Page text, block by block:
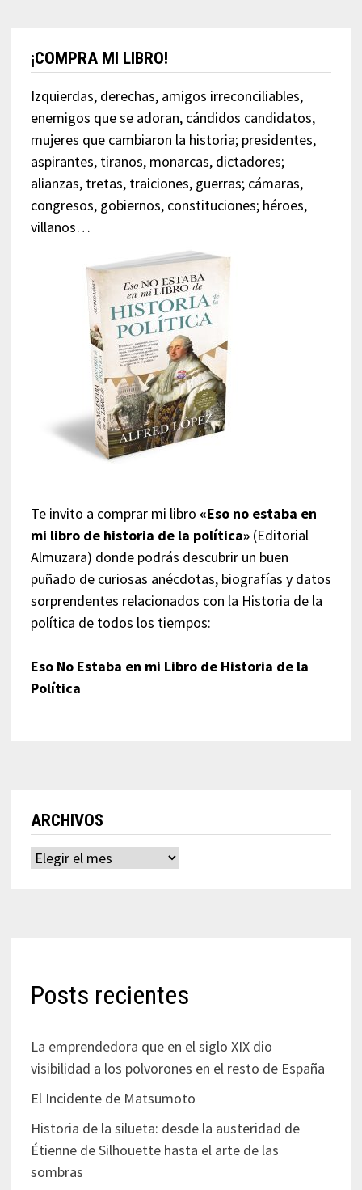
¡COMPRA MI LIBRO!
Izquierdas, derechas, amigos irreconciliables,
enemigos que se adoran, cándidos candidatos,
mujeres que cambiaron la historia; presidentes,
aspirantes, tiranos, monarcas, dictadores;
alianzas, tretas, traiciones, guerras; cámaras,
congresos, gobiernos, constituciones; héroes,
villanos…
Te invito a comprar mi libro «Eso no estaba en
mi libro de historia de la política»(Editorial
Almuzara) donde podrás descubrir un buen
puñado de curiosas anécdotas, biografías y datos
sorprendentes relacionados con la Historia de la
política de todos los tiempos:
Eso No Estaba en mi Libro de Historia de la
Política
ARCHIVOS
Archivos
Posts recientes
La emprendedora que en el siglo XIX dio
visibilidad a los polvorones en el resto de España
El Incidente de Matsumoto
Historia de la silueta: desde la austeridad de
Étienne de Silhouette hasta el arte de las
sombras